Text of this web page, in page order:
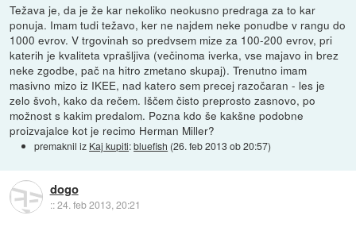
Težava je, da je že kar nekoliko neokusno predraga za to kar
ponuja. Imam tudi težavo, ker ne najdem neke ponudbe v rangu do
1000 evrov. V trgovinah so predvsem mize za 100-200 evrov, pri
katerih je kvaliteta vprašljiva (večinoma iverka, vse majavo in brez
neke zgodbe, pač na hitro zmetano skupaj). Trenutno imam
masivno mizo iz IKEE, nad katero sem precej razočaran - les je
zelo švoh, kako da rečem. Iščem čisto preprosto zasnovo, po
možnost s kakim predalom. Pozna kdo še kakšne podobne
proizvajalce kot je recimo Herman Miller?
premaknil iz Kaj kupiti:bluefish (26. feb 2013 ob 20:57)
dogo
::24. feb 2013, 20:21